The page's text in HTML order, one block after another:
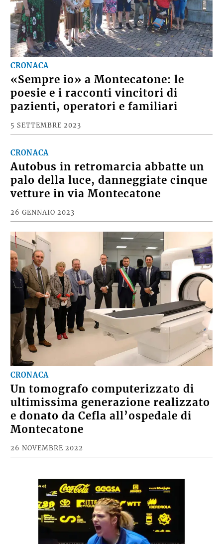
CRONACA
«Sempre io» a Montecatone: le
poesie e i racconti vincitori di
pazienti, operatori e familiari
5 SETTEMBRE 2023
CRONACA
Autobus in retromarcia abbatte un
palo della luce, danneggiate cinque
vetture in via Montecatone
26 GENNAIO 2023
CRONACA
Un tomografo computerizzato di
ultimissima generazione realizzato
e donato da Cefla all’ospedale di
Montecatone
26 NOVEMBRE 2022